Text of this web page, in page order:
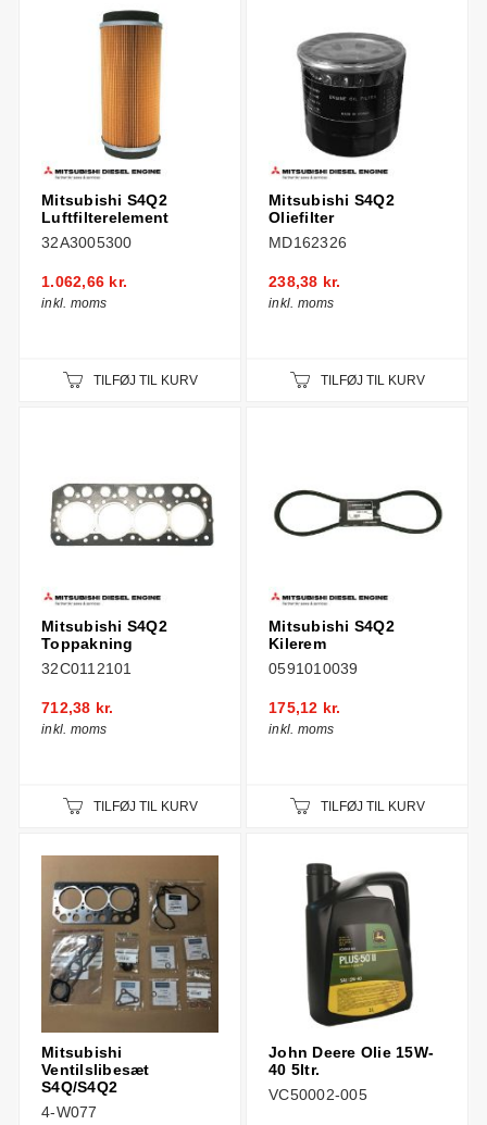
Mitsubishi S4Q2
Luftfilterelement
32A3005300
1.062,66 kr.
inkl. moms
TILFØJ TIL KURV
Mitsubishi S4Q2
Oliefilter
MD162326
238,38 kr.
inkl. moms
TILFØJ TIL KURV
Mitsubishi S4Q2
Toppakning
32C0112101
712,38 kr.
inkl. moms
TILFØJ TIL KURV
Mitsubishi S4Q2
Kilerem
0591010039
175,12 kr.
inkl. moms
TILFØJ TIL KURV
Mitsubishi
Ventilslibesæt
S4Q/S4Q2
4-W077
John Deere Olie 15W-
40 5ltr.
VC50002-005